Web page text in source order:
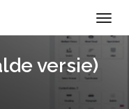
versie)